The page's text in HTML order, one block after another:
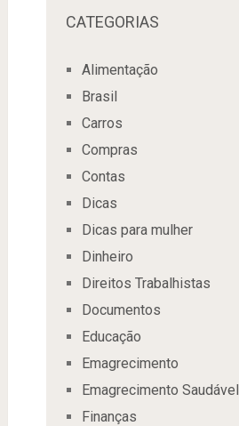
CATEGORIAS
Alimentação
Brasil
Carros
Compras
Contas
Dicas
Dicas para mulher
Dinheiro
Direitos Trabalhistas
Documentos
Educação
Emagrecimento
Emagrecimento Saudável
Finanças